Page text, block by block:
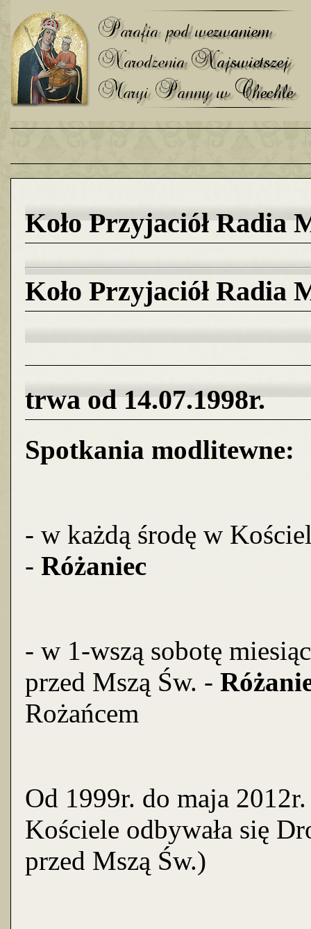
Koło Przyjaciół Radia
Koło Przyjaciół Radia
trwa od 14.07.1998r.
Spotkania modlitewne:
- w każdą środę w
- Różaniec
- w 1-wszą sobotę
przed Mszą Św. -
Rożańcem
Od 1999r. do maja
Kościele odbywała się
przed Mszą Św.)